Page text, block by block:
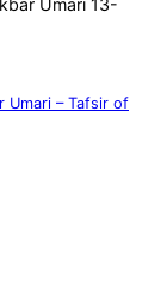
Umari 13-
Umari – Tafsir of